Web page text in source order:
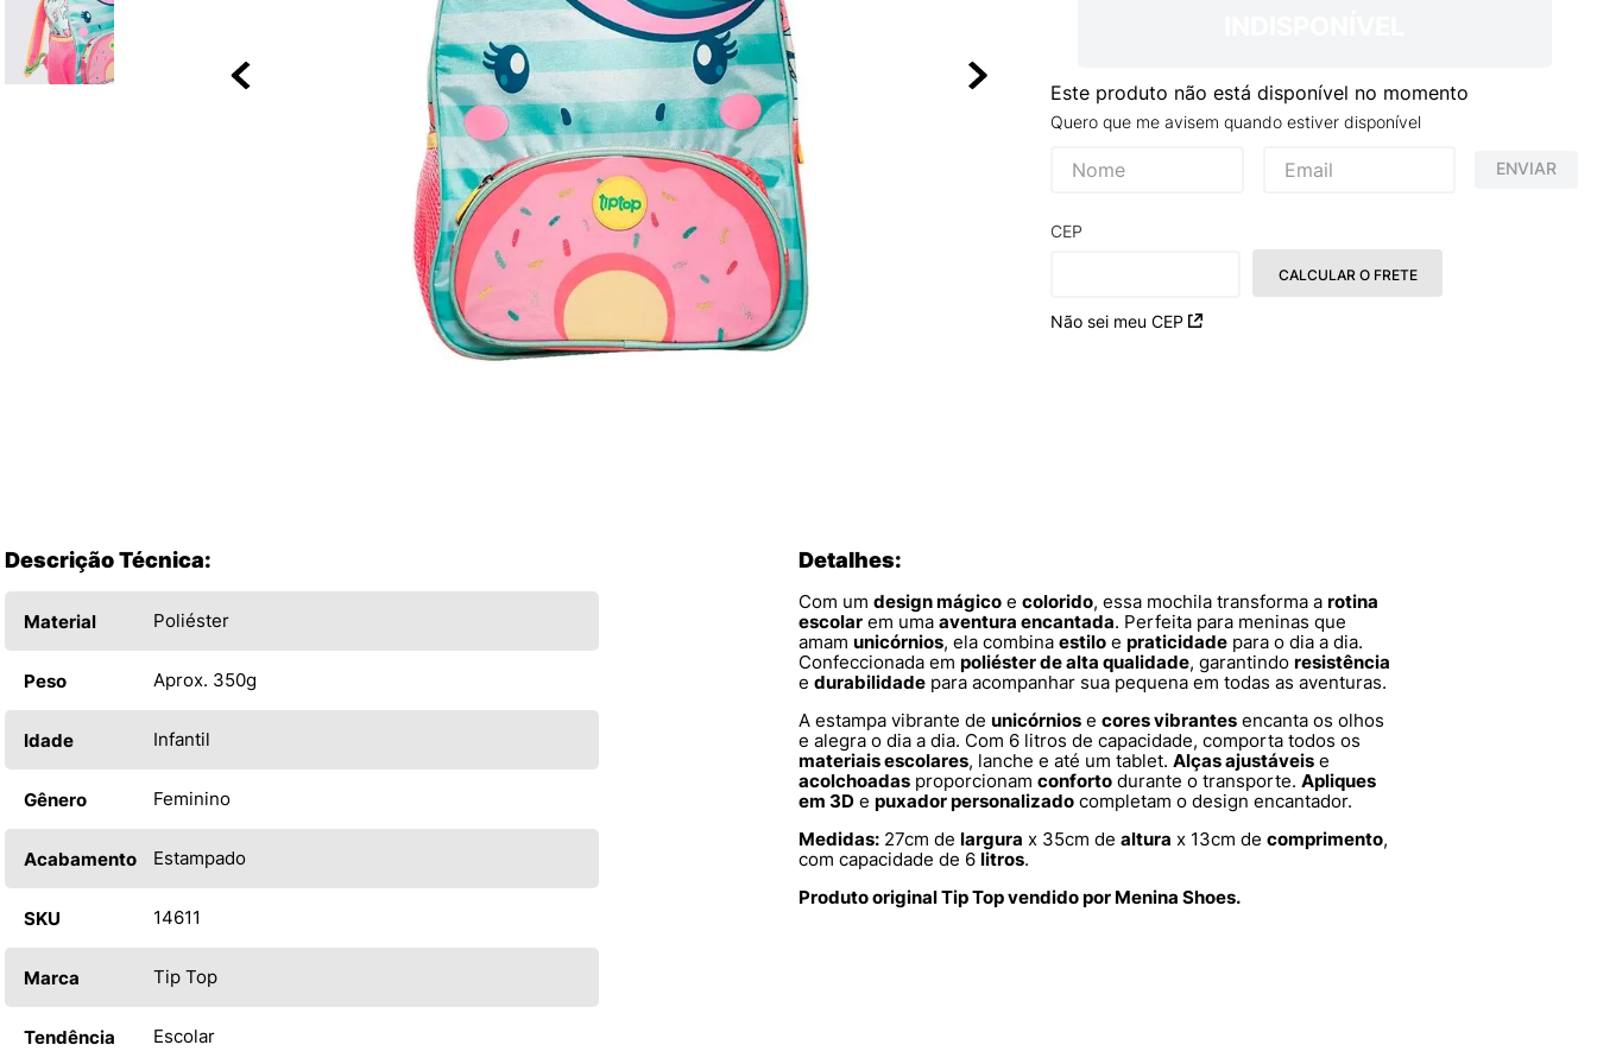
Este produto não está disponível no momento
Quero que me avisem quando estiver disponível
ENVIAR
CEP
Não sei meu CEP
CALCULAR O FRETE
Descrição Técnica:
Material Poliéster
Peso Aprox. 350g
Idade Infantil
Gênero Feminino
Acabamento Estampado
SKU 14611
Marca Tip Top
Tendência Escolar
Detalhes:
Com um design mágico e colorido, essa mochila transforma a rotina
escolar em uma aventura encantada. Perfeita para meninas que
amam unicórnios, ela combina estilo e praticidade para o dia a dia.
Confeccionada em poliéster de alta qualidade, garantindo resistência
e durabilidade para acompanhar sua pequena em todas as aventuras.
A estampa vibrante de unicórnios e cores vibrantes encanta os olhos
e alegra o dia a dia. Com 6 litros de capacidade, comporta todos os
materiais escolares, lanche e até um tablet. Alças ajustáveis e
acolchoadas proporcionam conforto durante o transporte. Apliques
em 3D e puxador personalizado completam o design encantador.
Medidas: 27cm de largura x 35cm de altura x 13cm de comprimento,
com capacidade de 6 litros.
Produto original Tip Top vendido por Menina Shoes.